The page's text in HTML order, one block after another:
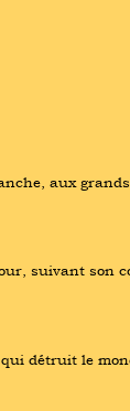
aux
suivant son
détruit le